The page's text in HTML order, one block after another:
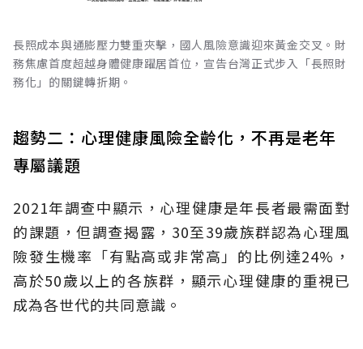
長照成本與通膨壓力雙重夾擊，國人風險意識迎來黃金交叉。財
務焦慮首度超越身體健康躍居首位，宣告台灣正式步入「長照財
務化」的關鍵轉折期。
趨勢二：心理健康風險全齡化，不再是老年
專屬議題
2021年調查中顯示，心理健康是年長者最需面對
的課題，但調查揭露，30至39歲族群認為心理風
險發生機率「有點高或非常高」的比例達24%，
高於50歲以上的各族群，顯示心理健康的重視已
成為各世代的共同意識。